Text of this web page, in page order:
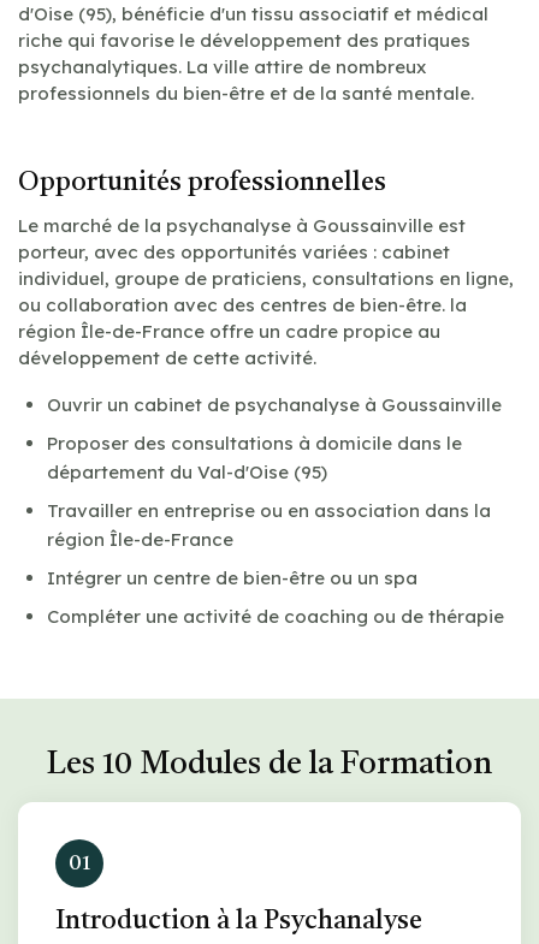
d'Oise (95), bénéficie d'un tissu associatif et médical
riche qui favorise le développement des pratiques
psychanalytiques. La ville attire de nombreux
professionnels du bien-être et de la santé mentale.
Opportunités professionnelles
Le marché de la psychanalyse à Goussainville est
porteur, avec des opportunités variées : cabinet
individuel, groupe de praticiens, consultations en ligne,
ou collaboration avec des centres de bien-être. la
région Île-de-France offre un cadre propice au
développement de cette activité.
Ouvrir un cabinet de psychanalyse à Goussainville
Proposer des consultations à domicile dans le
département du Val-d'Oise (95)
Travailler en entreprise ou en association dans la
région Île-de-France
Intégrer un centre de bien-être ou un spa
Compléter une activité de coaching ou de thérapie
Les 10 Modules de la Formation
01
Introduction à la Psychanalyse